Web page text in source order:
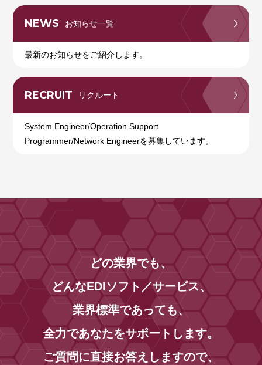
NEWS お知らせ一覧
最新のお知らせをご紹介します。
RECRUIT リクルート
System Engineer/Operation Support
Programmer/Network Engineerを募集しています。
どの業界でも、
どんなEDIソフト／サービス、
業界標準であっても、
全力であなたをサポートします。
ご質問に直接お答えしますので、